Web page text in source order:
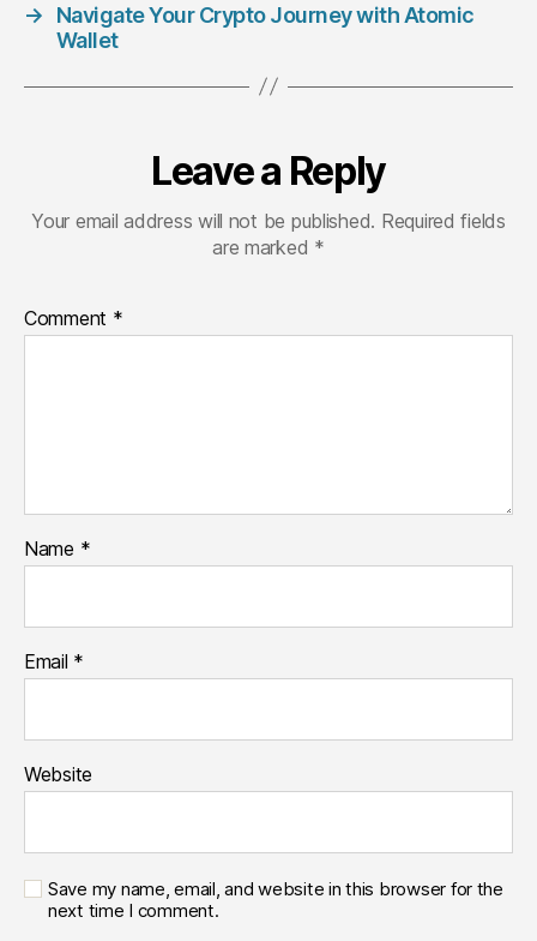
→
Navigate Your Crypto Journey with Atomic
Wallet
Leave a Reply
Your email address will not be published. Required fields
are marked *
Comment *
Name *
Email *
Website
Save my name, email, and website in this browser for the
next time I comment.